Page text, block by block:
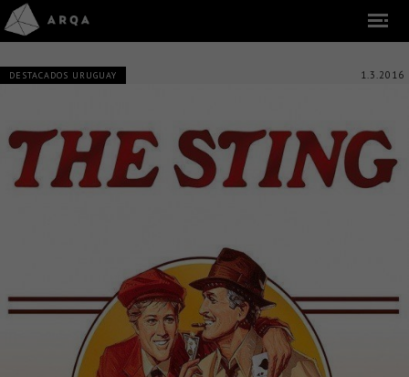
DESTACADOS URUGUAY 1.3.2016